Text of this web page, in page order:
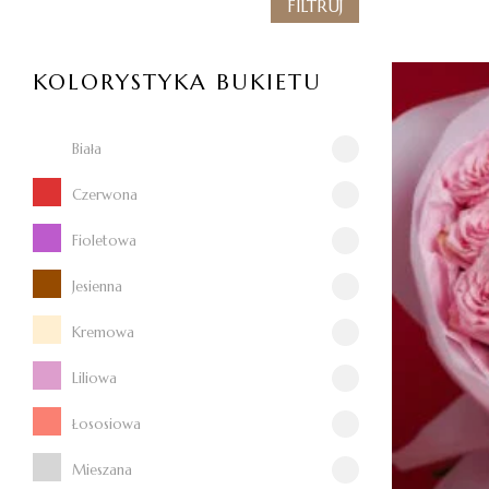
FILTRUJ
KOLORYSTYKA BUKIETU
Biała
Czerwona
Fioletowa
Jesienna
Kremowa
Liliowa
Łososiowa
Mieszana